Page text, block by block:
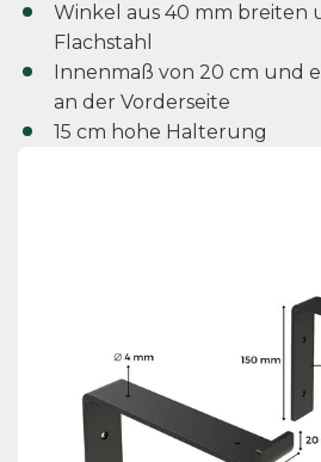
Winkel aus 40 mm breiten
Flachstahl
Innenmaß von 20 cm und
an der Vorderseite
15 cm hohe Halterung